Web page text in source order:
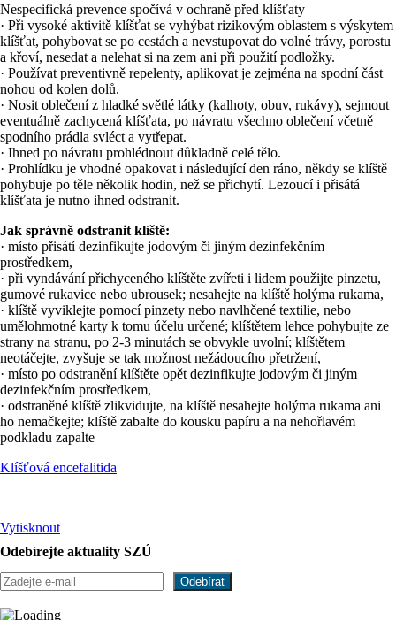
Nespecifická prevence spočívá v ochraně před klíšťaty
· Při vysoké aktivitě klíšťat se vyhýbat rizikovým oblastem s výskytem
klíšťat, pohybovat se po cestách a nevstupovat do volné trávy, porostu
a křoví, nesedat a nelehat si na zem ani při použití podložky.
· Používat preventivně repelenty, aplikovat je zejména na spodní část
nohou od kolen dolů.
· Nosit oblečení z hladké světlé látky (kalhoty, obuv, rukávy), sejmout
eventuálně zachycená klíšťata, po návratu všechno oblečení včetně
spodního prádla svléct a vytřepat.
· Ihned po návratu prohlédnout důkladně celé tělo.
· Prohlídku je vhodné opakovat i následující den ráno, někdy se klíště
pohybuje po těle několik hodin, než se přichytí. Lezoucí i přisátá
klíšťata je nutno ihned odstranit.
Jak správně odstranit klíště:
· místo přisátí dezinfikujte jodovým či jiným dezinfekčním
prostředkem,
· při vyndávání přichyceného klíštěte zvířeti i lidem použijte pinzetu,
gumové rukavice nebo ubrousek; nesahejte na klíště holýma rukama,
· klíště vyviklejte pomocí pinzety nebo navlhčené textilie, nebo
umělohmotné karty k tomu účelu určené; klíštětem lehce pohybujte ze
strany na stranu, po 2-3 minutách se obvykle uvolní; klíštětem
neotáčejte, zvyšuje se tak možnost nežádoucího přetržení,
· místo po odstranění klíštěte opět dezinfikujte jodovým či jiným
dezinfekčním prostředkem,
· odstraněné klíště zlikvidujte, na klíště nesahejte holýma rukama ani
ho nemačkejte; klíště zabalte do kousku papíru a na nehořlavém
podkladu zapalte
Klíšťová encefalitida
Vytisknout
Odebírejte aktuality SZÚ